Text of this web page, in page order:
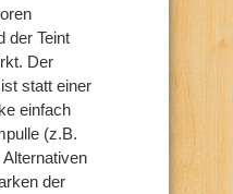
der Teint
Der
statt einer
einfach
(z.B.
der